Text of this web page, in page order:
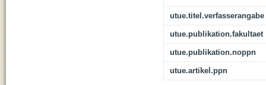
utue.titel.verfasserangabe
utue.publikation.fakultaet
utue.publikation.noppn
utue.artikel.ppn